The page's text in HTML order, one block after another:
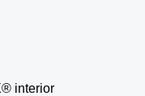
interior